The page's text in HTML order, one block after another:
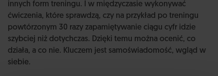
innych form treningu. I w międzyczasie wykonywać
ćwiczenia, które sprawdzą, czy na przykład po treningu
powtórzonym 30 razy zapamiętywanie ciągu cyfr idzie
szybciej niż dotychczas. Dzięki temu można ocenić, co
działa, a co nie. Kluczem jest samoświadomość, wgląd w
siebie.